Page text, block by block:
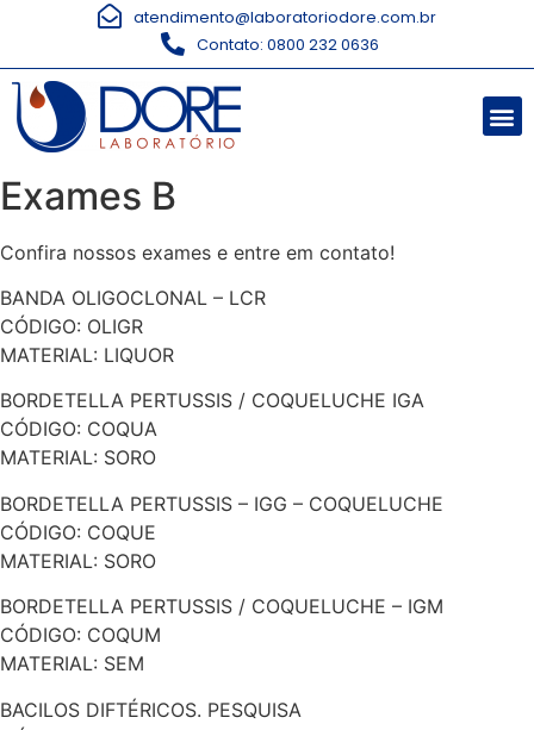
atendimento@laboratoriodore.com.br
Contato: 0800 232 0636
Exames B
Confira nossos exames e entre em contato!
BANDA OLIGOCLONAL – LCR
CÓDIGO: OLIGR
MATERIAL: LIQUOR
BORDETELLA PERTUSSIS / COQUELUCHE IGA
CÓDIGO: COQUA
MATERIAL: SORO
BORDETELLA PERTUSSIS – IGG – COQUELUCHE
CÓDIGO: COQUE
MATERIAL: SORO
BORDETELLA PERTUSSIS / COQUELUCHE – IGM
CÓDIGO: COQUM
MATERIAL: SEM
BACILOS DIFTÉRICOS. PESQUISA